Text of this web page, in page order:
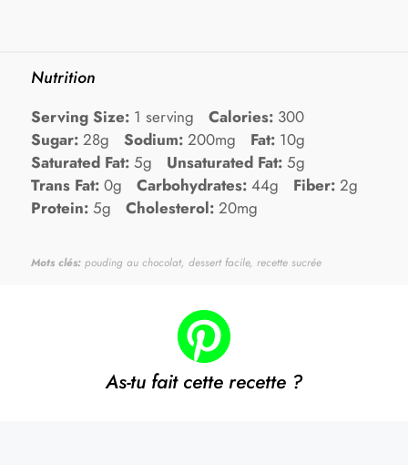
Nutrition
Serving Size: 1 serving Calories: 300
Sugar: 28g Sodium: 200mg Fat: 10g
Saturated Fat: 5g Unsaturated Fat: 5g
Trans Fat: 0g Carbohydrates: 44g Fiber: 2g
Protein: 5g Cholesterol: 20mg
Mots clés: pouding au chocolat, dessert facile, recette sucrée
As-tu fait cette recette ?